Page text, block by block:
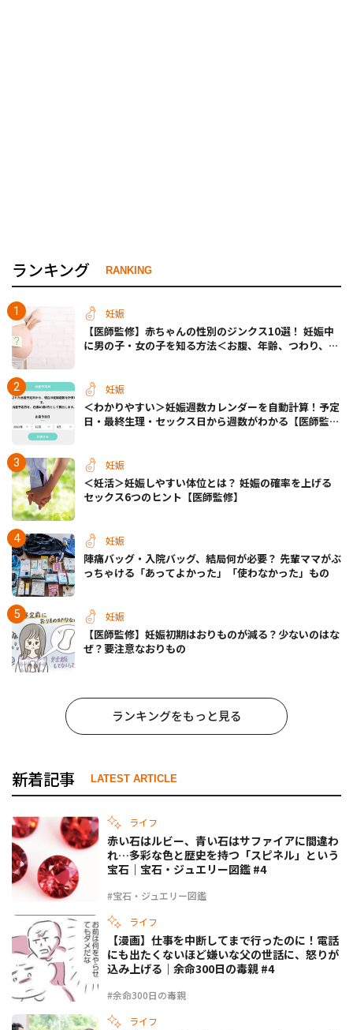
ランキング RANKING
妊娠
【医師監修】赤ちゃんの性別のジンクス10選！ 妊娠中
に男の子・女の子を知る方法＜お腹、年齢、つわり、胎
妊娠
＜わかりやすい＞妊娠週数カレンダーを自動計算！予定
日・最終生理・セックス日から週数がわかる【医師監
妊娠
＜妊活＞妊娠しやすい体位とは？ 妊娠の確率を上げる
セックス6つのヒント【医師監修】
妊娠
陣痛バッグ・入院バッグ、結局何が必要？ 先輩ママがぶ
っちゃける「あってよかった」「使わなかった」もの
妊娠
【医師監修】妊娠初期はおりものが減る？少ないのはな
ぜ？要注意なおりもの
ランキングをもっと見る
新着記事 LATEST ARTICLE
ライフ
#宝石・ジュエリー図鑑
赤い石はルビー、青い石はサファイアに間違わ
れ…多彩な色と歴史を持つ「スピネル」という
宝石｜宝石・ジュエリー図鑑 #4
ライフ
#余命300日の毒親
【漫画】仕事を中断してまで行ったのに！電話
にも出たくないほど嫌いな父の世話に、怒りが
込み上げる｜余命300日の毒親 #4
ライフ